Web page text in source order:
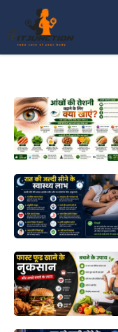
content